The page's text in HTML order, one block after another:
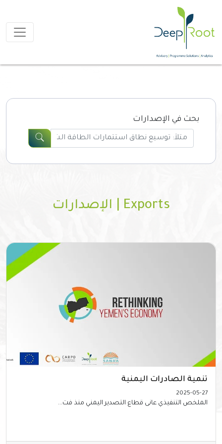
بحث في الإصدارات
Exports | الإصدارات
تنمية الصادرات اليمنية
2025-05-27
الملخص التنفيذي عانى قطاع التصدير اليمني منذ فت...